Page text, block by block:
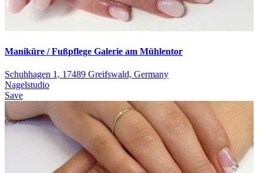
Maniküre / Fußpflege Galerie am Mühlentor
Schuhhagen 1, 17489 Greifswald, Germany
Nagelstudio
Save